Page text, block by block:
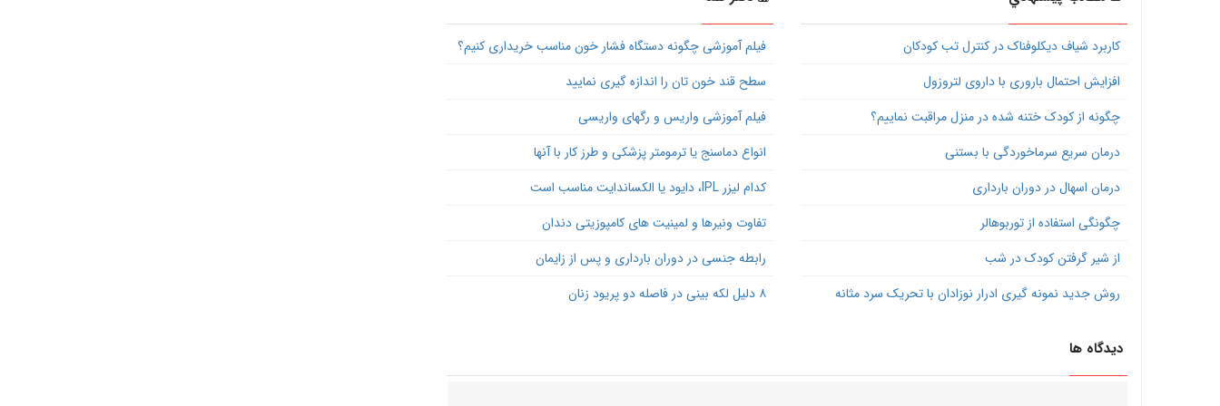
کاربرد شیاف دیکلوفناک در کنترل تب کودکان
افزایش احتمال باروری با داروی لتروزول
چگونه از کودک ختنه شده در منزل مراقبت نماییم؟
درمان سریع سرماخوردگی با بستنی
درمان اسهال در دوران بارداری
چگونگی استفاده از توربوهالر
از شیر گرفتن کودک در شب
روش جدید نمونه گیری ادرار نوزادان با تحریک سرد مثانه
فیلم آموزشی چگونه دستگاه فشار خون مناسب خریداری کنیم؟
سطح قند خون تان را اندازه گیری نمایید
فیلم آموزشی واریس و رگهای واریسی
انواع دماسنج یا ترمومتر پزشکی و طرز کار با آنها
کدام لیزر IPL، دایود یا الکساندایت مناسب است
تفاوت ونیرها و لمینیت های کامپوزیتی دندان
رابطه جنسی در دوران بارداری و پس از زایمان
۸ دلیل لکه بینی در فاصله دو پریود زنان
دیدگاه ها